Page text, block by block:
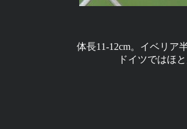
体長11-12cm。イベリア
ドイツではほ